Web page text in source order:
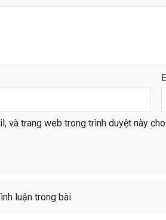
và trang web trong trình duyệt này
luận trong bài